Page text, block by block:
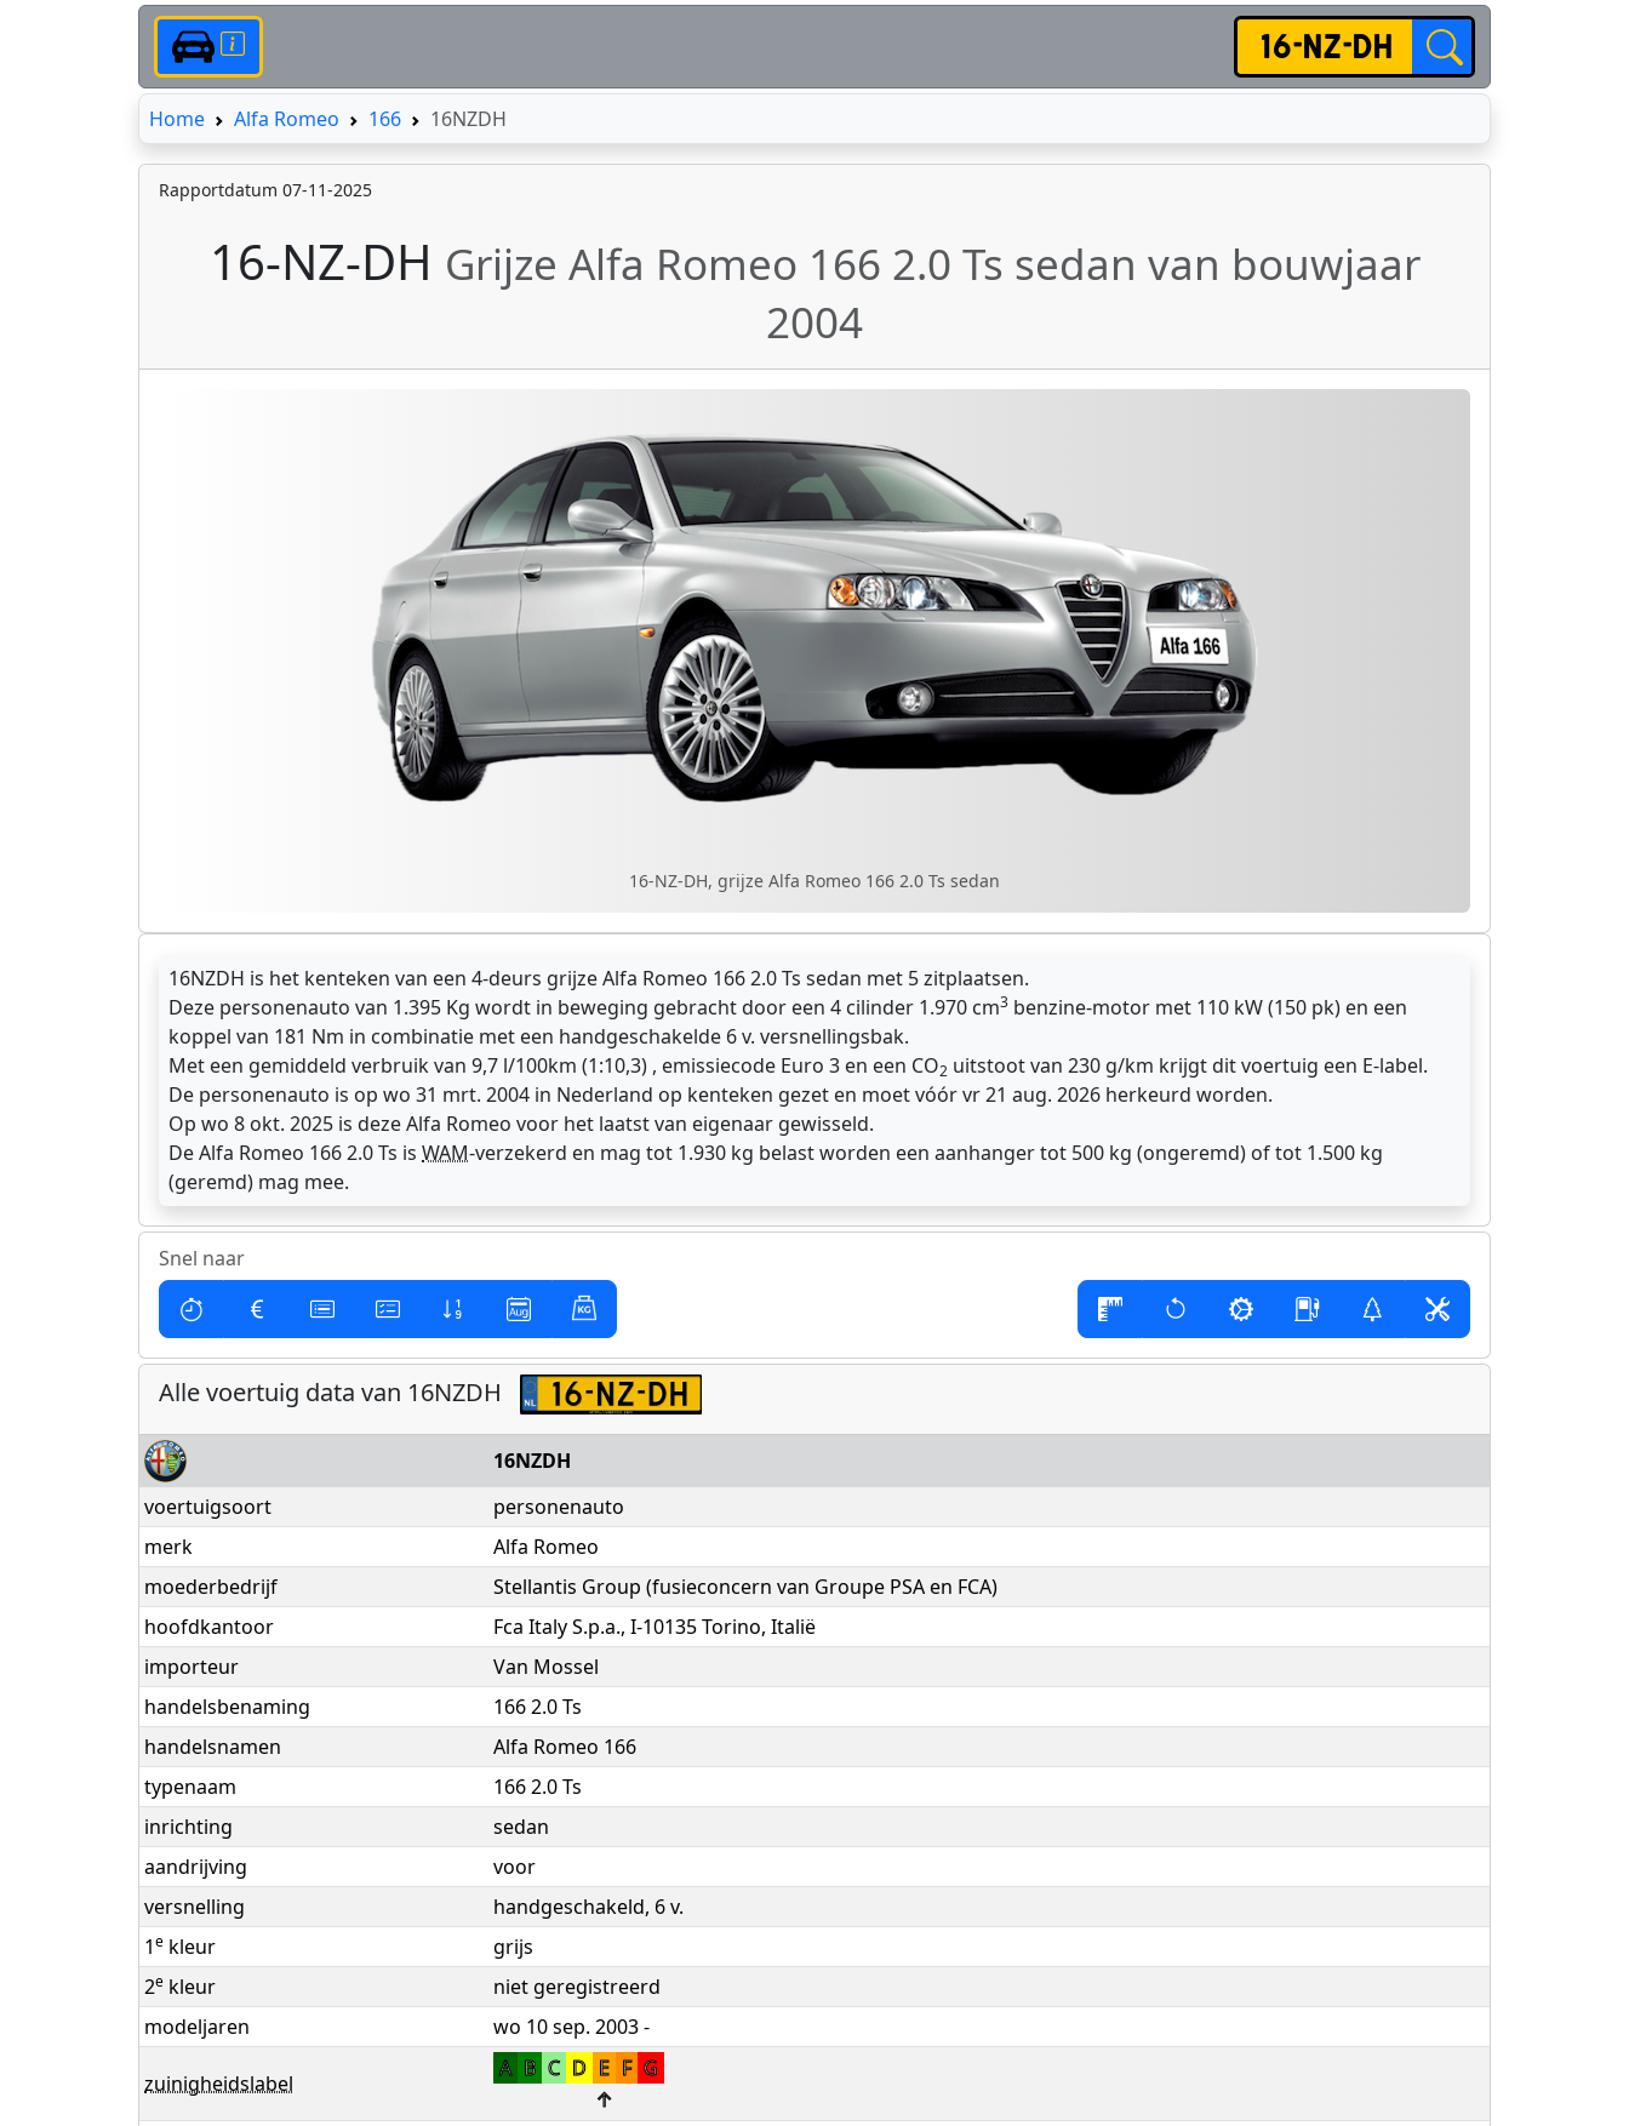
HomeHomeAlfa Romeo 166 16NZDH
Rapportdatum 07-11-2025
16-NZ-DH Grijze Alfa Romeo 166 2.0 Ts sedan van bouwjaar
2004
16-NZ-DH, grijze Alfa Romeo 166 2.0 Ts sedan
16NZDH is het kenteken van een 4-deurs grijze Alfa Romeo 166 2.0 Ts sedan met 5 zitplaatsen.
Deze personenauto van 1.395 Kg wordt in beweging gebracht door een 4 cilinder 1.970 cm3 benzine-motor met 110 kW (150 pk) en een
koppel van 181 Nm in combinatie met een handgeschakelde 6 v. versnellingsbak.
Met een gemiddeld verbruik van 9,7 l/100km (1:10,3) , emissiecode Euro 3 en een CO2 uitstoot van 230 g/km krijgt dit voertuig een E-label.
De personenauto is op wo 31 mrt. 2004 in Nederland op kenteken gezet en moet vóór vr 21 aug. 2026 herkeurd worden.
Op wo 8 okt. 2025 is deze Alfa Romeo voor het laatst van eigenaar gewisseld.
De Alfa Romeo 166 2.0 Ts is WAM-verzekerd en mag tot 1.930 kg belast worden een aanhanger tot 500 kg (ongeremd) of tot 1.500 kg
(geremd) mag mee.
Snel naar
Alle voertuig data van 16NZDH
16NZDH
voertuigsoort
personenauto
merk
Alfa Romeo
moederbedrijf
Stellantis Group (fusieconcern van Groupe PSA en FCA)
hoofdkantoor
Fca Italy S.p.a., I-10135 Torino, Italië
importeur
Van Mossel
handelsbenaming
166 2.0 Ts
handelsnamen
Alfa Romeo 166
typenaam
166 2.0 Ts
inrichting
sedan
aandrijving
voor
versnelling
handgeschakeld, 6 v.
1e kleur
grijs
2e kleur
niet geregistreerd
modeljaren
wo 10 sep. 2003 -
zuinigheidslabel
A B C D E F G
↑